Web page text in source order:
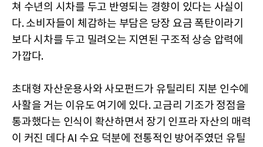
쳐 수년의 시차를 두고 반영되는 경향이 있다는 사실이
다. 소비자들이 체감하는 부담은 당장 요금 폭탄이라기
보다 시차를 두고 밀려오는 지연된 구조적 상승 압력에
가깝다.
초대형 자산운용사와 사모펀드가 유틸리티 지분 인수에
사활을 거는 이유도 여기에 있다. 고금리 기조가 정점을
통과했다는 인식이 확산하면서 장기 인프라 자산의 매력
이 커진 데다 AI 수요 덕분에 전통적인 방어주였던 유틸